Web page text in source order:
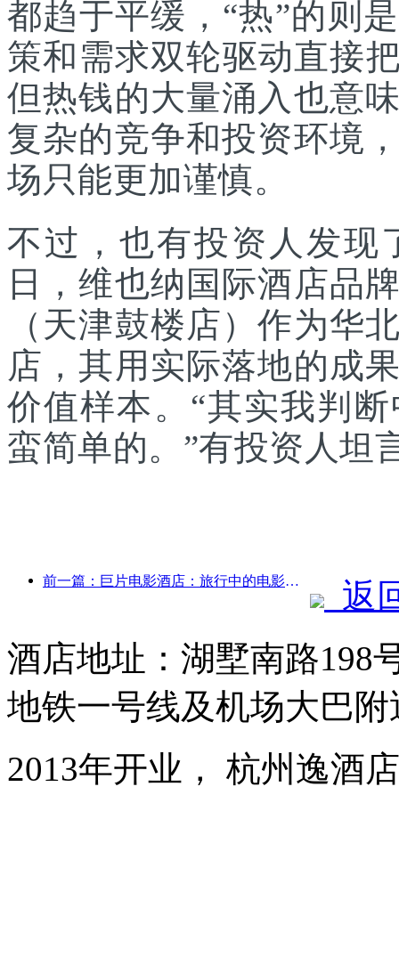
都趋于平缓，“热”的则
策和需求双轮驱动直接
但热钱的大量涌入也意
复杂的竞争和投资环境
场只能更加谨慎。
不过，也有投资人发现
日，维也纳国际酒店品
（天津鼓楼店）作为华
店，其用实际落地的成
价值样本。“其实我判
蛮简单的。”有投资人坦
前一篇：巨片电影酒店：旅行中的电影梦工厂
返
酒店地址：湖墅南路198
地铁一号线及机场大巴附
2013年开业， 杭州逸